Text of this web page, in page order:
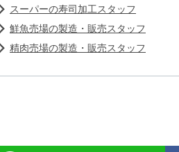
スーパーの寿司加工スタッフ
鮮魚売場の製造・販売スタッフ
精肉売場の製造・販売スタッフ